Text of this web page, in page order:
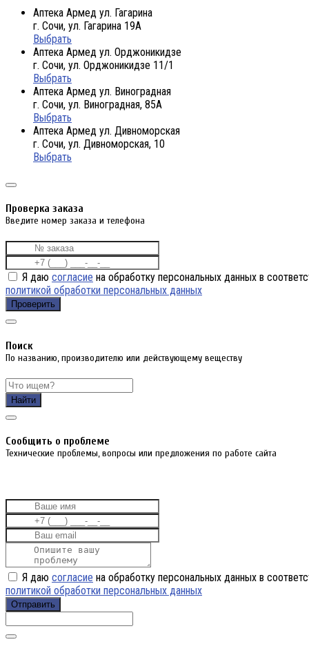
Аптека Армед ул. Гагарина
г. Сочи, ул. Гагарина 19А
Выбрать
Аптека Армед ул. Орджоникидзе
г. Сочи, ул. Орджоникидзе 11/1
Выбрать
Аптека Армед ул. Виноградная
г. Сочи, ул. Виноградная, 85А
Выбрать
Аптека Армед ул. Дивноморская
г. Сочи, ул. Дивноморская, 10
Выбрать
Проверка заказа
Введите номер заказа и телефона
Я даю согласие на обработку персональных данных в
политикой обработки персональных данных
Проверить
Поиск
По названию, производителю или действующему веществу
Найти
Cообщить о проблеме
Технические проблемы, вопросы или предложения по работе сайта
Я даю согласие на обработку персональных данных в
политикой обработки персональных данных
Отправить